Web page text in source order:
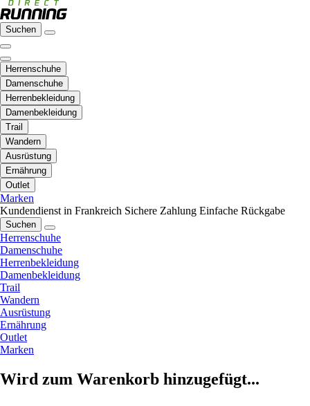
Suchen
Herrenschuhe
Damenschuhe
Herrenbekleidung
Damenbekleidung
Trail
Wandern
Ausrüstung
Ernährung
Outlet
Marken
Kundendienst in Frankreich Sichere Zahlung Einfache Rückgabe
Suchen
Herrenschuhe
Damenschuhe
Herrenbekleidung
Damenbekleidung
Trail
Wandern
Ausrüstung
Ernährung
Outlet
Marken
Wird zum Warenkorb hinzugefügt...